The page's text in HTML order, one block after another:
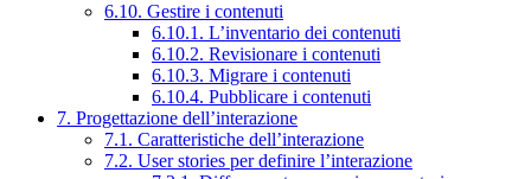
6.10. Gestire i contenuti
6.10.1. L’inventario dei contenuti
6.10.2. Revisionare i contenuti
6.10.3. Migrare i contenuti
6.10.4. Pubblicare i contenuti
7. Progettazione dell’interazione
7.1. Caratteristiche dell’interazione
7.2. User stories per definire l’interazione